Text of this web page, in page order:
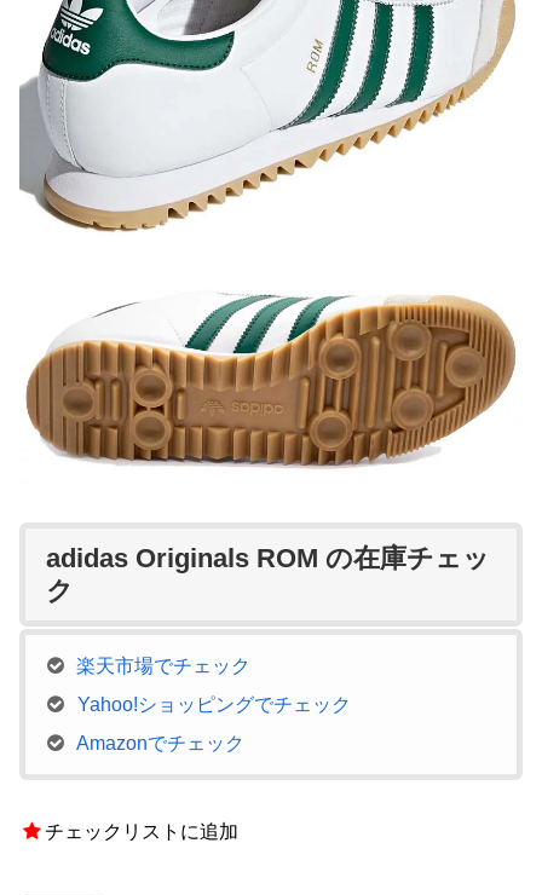
adidas Originals ROM の在庫チェッ
ク
楽天市場でチェック
Yahoo!ショッピングでチェック
Amazonでチェック
チェックリストに追加